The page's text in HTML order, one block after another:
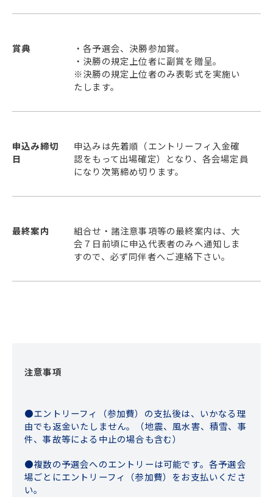
賞典
・各予選会、決勝参加賞。
・決勝の規定上位者に副賞を贈呈。
※決勝の規定上位者のみ表彰式を実施い
たします。
申込み締切
日
申込みは先着順（エントリーフィ入金確
認をもって出場確定）となり、各会場定員
になり次第締め切ります。
最終案内
組合せ・諸注意事項等の最終案内は、大
会７日前頃に申込代表者のみへ通知しま
すので、必ず同伴者へご連絡下さい。
注意事項
エントリーフィ（参加費）の支払後は、いかなる理
由でも返金いたしません。（地震、風水害、積雪、事
件、事故等による中止の場合も含む）
複数の予選会へのエントリーは可能です。各予選会
場ごとにエントリーフィ（参加費）をお支払いくださ
い。